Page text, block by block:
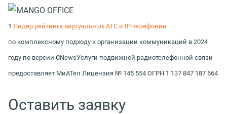
1 Лидер рейтинга виртуальных АТС и IP-телефонии
по комплексному подходу к организации коммуникаций в 2024
году по версии CNewsУслуги подвижной радиотелефонной связи
предоставляет МиАТел Лицензия № 145 554 ОГРН 1 137 847 187 664
Оставить заявку